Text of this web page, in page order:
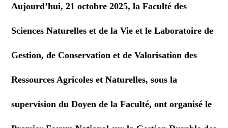
Aujourd’hui, 21 octobre 2025, la Faculté des
Sciences Naturelles et de la Vie et le Laboratoire de
Gestion, de Conservation et de Valorisation des
Ressources Agricoles et Naturelles, sous la
supervision du Doyen de la Faculté, ont organisé le